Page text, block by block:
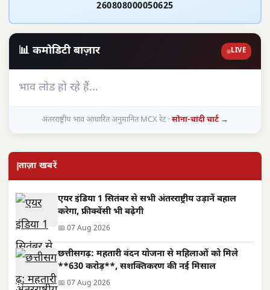
260808000050625
📊 कमोडिटी बाज़ार LIVE
भाव लोड हो रहे हैं…
अंतरराष्ट्रीय भाव आधारित अनुमानित MCX रेट ·सोना-चांदी चार्ट →
ताज़ा खबरें
एयर इंडिया 1 सितंबर से सभी अंतरराष्ट्रीय उड़ानें बहाल
करेगा, फ्रीक्वेंसी भी बढ़ेगी
📅 07 Aug 2026
छत्तीसगढ़: महतारी वंदन योजना से महिलाओं को मिले
**630 करोड़**, सशक्तिकरण की नई मिसाल
📅 07 Aug 2026